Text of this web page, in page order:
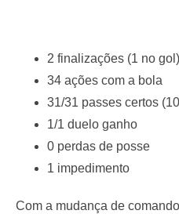
2 finalizações (1 no gol)
34 ações com a bola
31/31 passes certos
1/1 duelo ganho
0 perdas de posse
1 impedimento
Com a mudança de